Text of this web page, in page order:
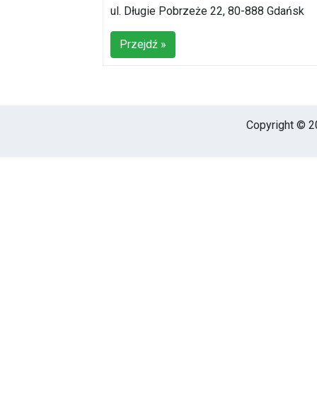
ul. Długie Pobrzeże 22, 80-888 Gdańsk
Przejdź »
Copyright ©